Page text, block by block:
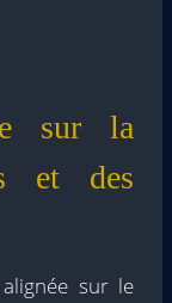
sur la
et des
sur le